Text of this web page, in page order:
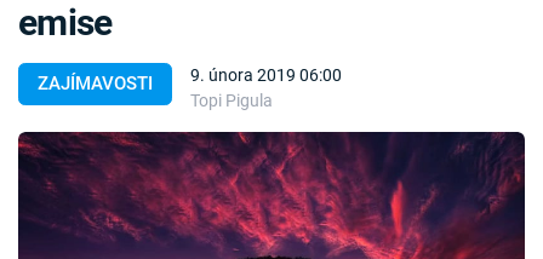
Témata
Témata
Pořady
ZAJÍMAVOSTI
9. února 2019 06:00
Topi Pigula
emise